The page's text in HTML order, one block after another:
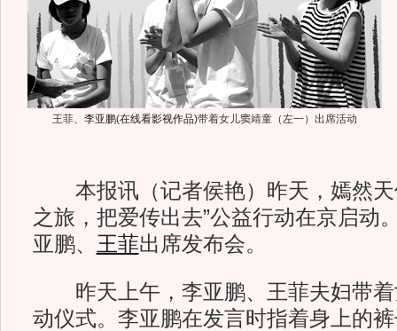
王菲、 李亚鹏(在线看影视作品)带着女儿窦靖童（左一）出席活动
本报讯（记者侯艳）昨天，嫣然天
之旅，把爱传出去”公益行动在京启动
亚鹏、 王菲出席发布会。
昨天上午，李亚鹏、王菲夫妇带着
动仪式。李亚鹏在发言时指着身上的